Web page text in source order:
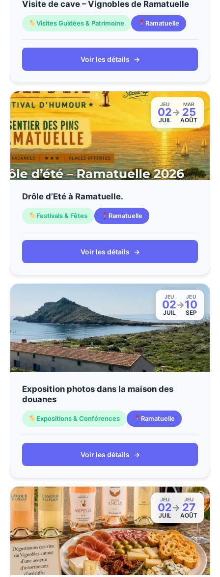
Visite de cave – Vignobles de Ramatuelle
Visites Guidées & Patrimoine Ramatuelle
Voir les détails →
JEU
02
JUIL
→
MAR
25
AOÛT
Drôle d’Eté à Ramatuelle.
Festivals & Fêtes Ramatuelle
Voir les détails →
JEU
02
JUIL
→
JEU
10
SEP
Exposition photos dans la maison des
douanes
Expositions & Conférences Ramatuelle
Voir les détails →
JEU
02
JUIL
→
JEU
27
AOÛT